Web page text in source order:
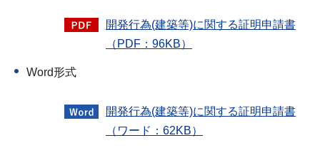
開発行為(建築等)に関する証明申請書
（PDF：96KB）
Word形式
開発行為(建築等)に関する証明申請書
（ワード：62KB）